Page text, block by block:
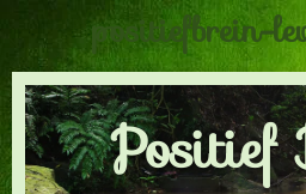
direct
naar
de
hoofdinhoud
positiefbrein-
Positief